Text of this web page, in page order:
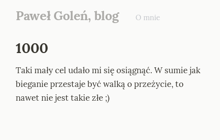
Paweł Goleń, blog O mnie
1000
Taki mały cel udało mi się osiągnąć. W sumie jak
bieganie przestaje być walką o przeżycie, to
nawet nie jest takie złe ;)